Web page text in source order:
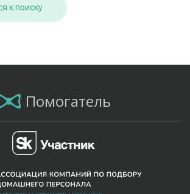
к поиску
Помогатель